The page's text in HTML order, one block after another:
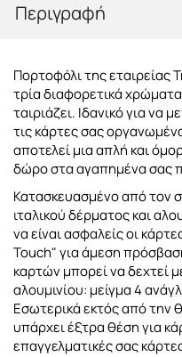
Περιγραφή
Πορτοφόλι της εταιρείας
τρία διαφορετικά
ταιριάζει. Ιδανικό για να
τις κάρτες σας
αποτελεί μια απλή και
δώρο στα αγαπημένα σας
Κατασκευασμένο από τον
ιταλικού δέρματος και
να είναι ασφαλείς οι
Touch" για άμεση
καρτών μπορεί να δεχτεί
αλουμινίου: μείγμα 4
Εσωτερικά εκτός από την
υπάρχει έξτρα θέση για
επαγγελματικές σας